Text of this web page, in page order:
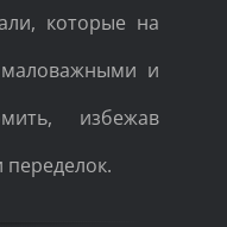
которые на
маловажными и
избежав